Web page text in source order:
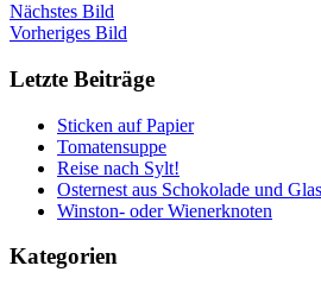
Nächstes Bild
Vorheriges Bild
Letzte Beiträge
Sticken auf Papier
Tomatensuppe
Reise nach Sylt!
Osternest aus Schokolade und
Winston- oder Wienerknoten
Kategorien